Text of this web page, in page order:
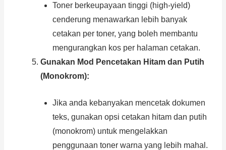
Toner berkeupayaan tinggi (high-yield)
cenderung menawarkan lebih banyak
cetakan per toner, yang boleh membantu
mengurangkan kos per halaman cetakan.
Gunakan Mod Pencetakan Hitam dan Putih
(Monokrom):
Jika anda kebanyakan mencetak dokumen
teks, gunakan opsi cetakan hitam dan putih
(monokrom) untuk mengelakkan
penggunaan toner warna yang lebih mahal.